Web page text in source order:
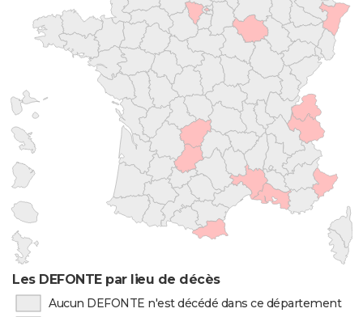
Les DEFONTE par lieu de décès
Aucun DEFONTE n'est décédé dans ce département